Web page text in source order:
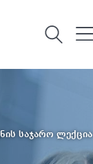
საჯარო ლექცია